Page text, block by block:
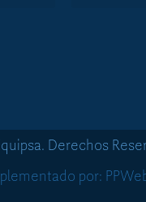
Derechos
por: